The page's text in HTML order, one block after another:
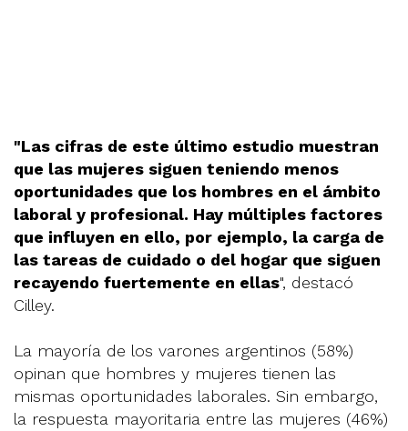
"Las cifras de este último estudio muestran
que las mujeres siguen teniendo menos
oportunidades que los hombres en el ámbito
laboral y profesional. Hay múltiples factores
que influyen en ello, por ejemplo, la carga de
las tareas de cuidado o del hogar que siguen
recayendo fuertemente en ellas", destacó
Cilley.
La mayoría de los varones argentinos (58%)
opinan que hombres y mujeres tienen las
mismas oportunidades laborales. Sin embargo,
la respuesta mayoritaria entre las mujeres (46%)